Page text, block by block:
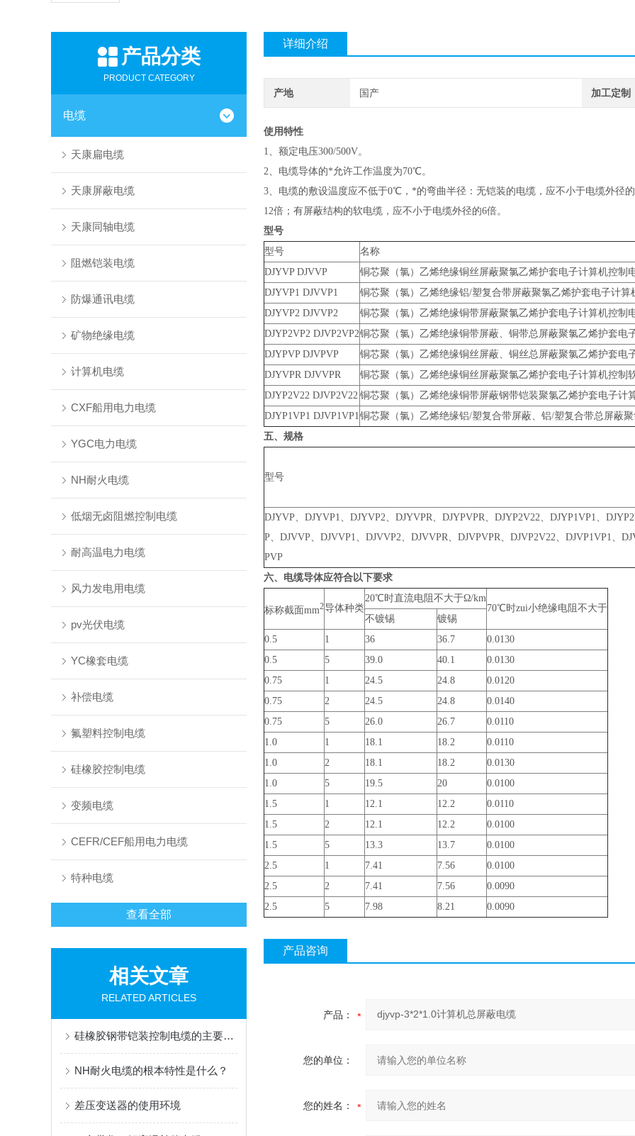
产品分类
PRODUCT CATEGORY
电缆
天康扁电缆
天康屏蔽电缆
天康同轴电缆
阻燃铠装电缆
防爆通讯电缆
矿物绝缘电缆
计算机电缆
CXF船用电力电缆
YGC电力电缆
NH耐火电缆
低烟无卤阻燃控制电缆
耐高温电力电缆
风力发电用电缆
pv光伏电缆
YC橡套电缆
补偿电缆
氟塑料控制电缆
硅橡胶控制电缆
变频电缆
CEFR/CEF船用电力电缆
特种电缆
查看全部
相关文章
RELATED ARTICLES
硅橡胶钢带铠装控制电缆的主要用途
NH耐火电缆的根本特性是什么？
差压变送器的使用环境
详细介绍
产地 国产 加工定制
使用特性
1、额定电压300/500V。
2、电缆导体的*允许工作温度为70℃。
3、电缆的敷设温度应不低于0℃，*的弯曲半径：无铠装的电缆，应不小于电缆外径
12倍；有屏蔽结构的软电缆，应不小于电缆外径的6倍。
型号
型号
名称
DJYVP DJVVP
铜芯聚（氯）乙烯绝缘铜丝屏蔽聚氯乙烯护套电子计算机控制
DJYVP1 DJVVP1
铜芯聚（氯）乙烯绝缘铝/塑复合带屏蔽聚氯乙烯护套电子计算
DJYVP2 DJVVP2
铜芯聚（氯）乙烯绝缘铜带屏蔽聚氯乙烯护套电子计算机控制
DJYP2VP2 DJVP2VP2铜芯聚（氯）乙烯绝缘铜带屏蔽、铜带总屏蔽聚氯乙烯护套电
DJYPVP DJVPVP
铜芯聚（氯）乙烯绝缘铜丝屏蔽、铜丝总屏蔽聚氯乙烯护套电
DJYVPR DJVVPR
铜芯聚（氯）乙烯绝缘铜丝屏蔽聚氯乙烯护套电子计算机控制
DJYP2V22 DJVP2V22 铜芯聚（氯）乙烯绝缘铜带屏蔽钢带铠装聚氯乙烯护套电子计
DJYP1VP1 DJVP1VP1铜芯聚（氯）乙烯绝缘铝/塑复合带屏蔽、铝/塑复合带总屏蔽
五、规格
型号
DJYVP、DJYVP1、DJYVP2、DJYVPR、DJYPVPR、DJYP2V22、DJYP1VP1、
P、DJVVP、DJVVP1、DJVVP2、DJVVPR、DJVPVPR、DJVP2V22、DJVP1VP1、
PVP
六、电缆导体应符合以下要求
标称截面mm2导体种类
20℃时直流电阻不大于Ω/km
70℃时zui小绝缘电阻不大于
不镀锡
镀锡
0.5
1 36 36.7
0.0130
0.5
5 39.0 40.1
0.0130
0.75
1 24.5 24.8
0.0120
0.75
2 24.5 24.8
0.0140
0.75
5 26.0 26.7
0.0110
1.0
1 18.1 18.2
0.0110
1.0
2 18.1 18.2
0.0130
1.0
5 19.5 20
0.0100
1.5
1 12.1 12.2
0.0110
1.5
2 12.1 12.2
0.0100
1.5
5 13.3 13.7
0.0100
2.5
1 7.41 7.56
0.0100
2.5
2 7.41 7.56
0.0090
2.5
5 7.98 8.21 0.0090
产品咨询
产品：
您的单位：
您的姓名：